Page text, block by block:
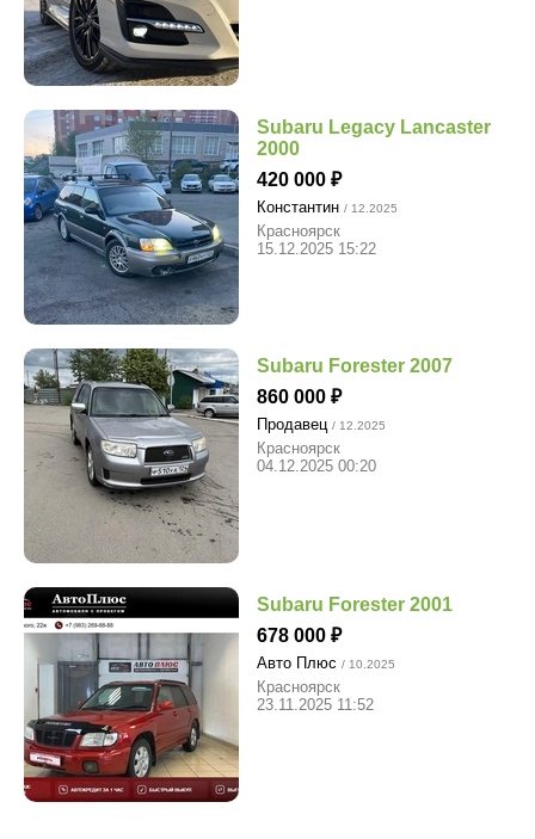
Subaru Legacy Lancaster
2000
420 000
Константин / 12.2025
Красноярск
15.12.2025 15:22
Subaru Forester 2007
860 000
Продавец / 12.2025
Красноярск
04.12.2025 00:20
Subaru Forester 2001
678 000
Авто Плюс / 10.2025
Красноярск
23.11.2025 11:52